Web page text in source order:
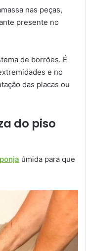
nas peças,
presente no
de borrões. É
e no
das placas ou
do piso
úmida para que